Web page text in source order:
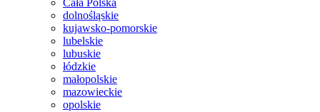
Cała Polska
dolnośląskie
kujawsko-pomorskie
lubelskie
lubuskie
łódzkie
małopolskie
mazowieckie
opolskie